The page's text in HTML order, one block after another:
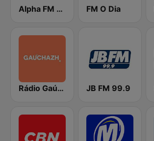
Alpha FM 101.7 FM O Dia
Rádio Gaúcha ZH JB FM 99.9